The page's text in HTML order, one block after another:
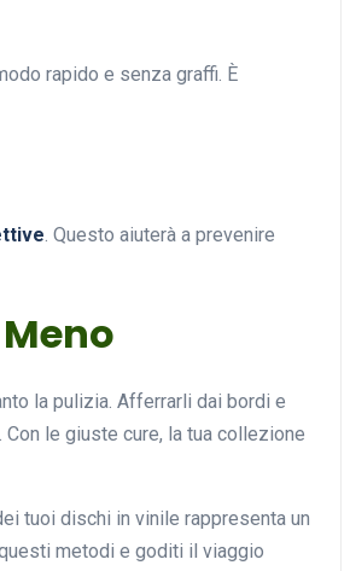
rapido e senza graffi. È
. Questo aiuterà a prevenire
la pulizia. Afferrarli dai bordi e
le giuste cure, la tua collezione
tuoi dischi in vinile rappresenta un
metodi e goditi il viaggio